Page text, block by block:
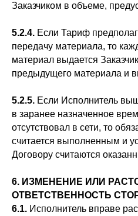
Заказчиком в объеме,
5.2.4. Если Тариф
передачу материала, то
материал выдается
предыдущего материала и
5.2.5. Если Исполнитель
в заранее назначенное
отсутствовал в сети, то
считается выполненным и
Договору считаются
6. ИЗМЕНЕНИЕ ИЛИ
ОТВЕТСТВЕННОСТЬ
6.1. Исполнитель вправе